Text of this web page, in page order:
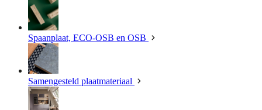
Spaanplaat, ECO-OSB en OSB
Samengesteld plaatmateriaal